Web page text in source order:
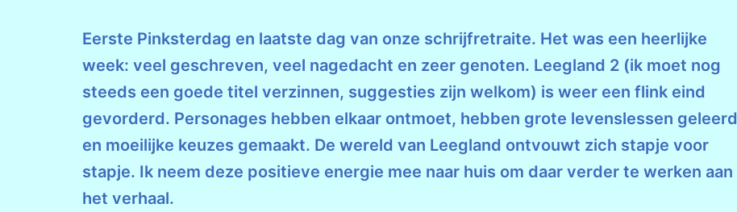
Eerste Pinksterdag en laatste dag van onze schrijfretraite. Het was een heerlijke
week: veel geschreven, veel nagedacht en zeer genoten. Leegland 2 (ik moet nog
steeds een goede titel verzinnen, suggesties zijn welkom) is weer een flink eind
gevorderd. Personages hebben elkaar ontmoet, hebben grote levenslessen geleerd
en moeilijke keuzes gemaakt. De wereld van Leegland ontvouwt zich stapje voor
stapje. Ik neem deze positieve energie mee naar huis om daar verder te werken aan
het verhaal.